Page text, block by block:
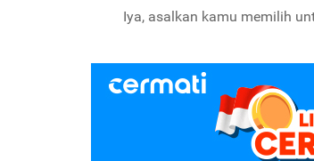
Iya, asalkan kamu memilih